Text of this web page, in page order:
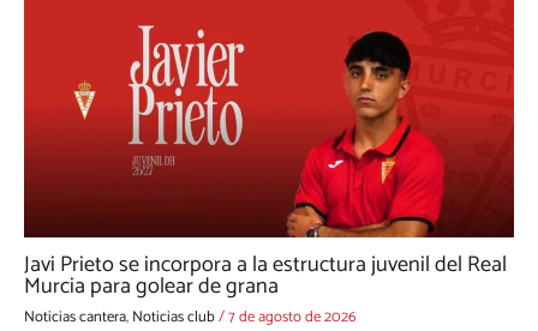
Javi Prieto se incorpora a la estructura juvenil del Real
Murcia para golear de grana
Noticias cantera,Noticias club/7 de agosto de 2026